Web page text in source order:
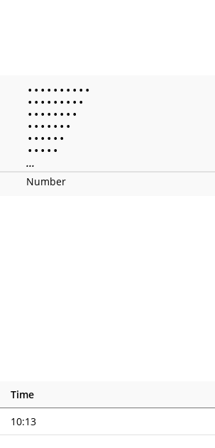
• • • • • • • • • •
• • • • • • • • •
• • • • • • • •
• • • • • • •
• • • • • •
• • • • •
...
Number
Time
10:13